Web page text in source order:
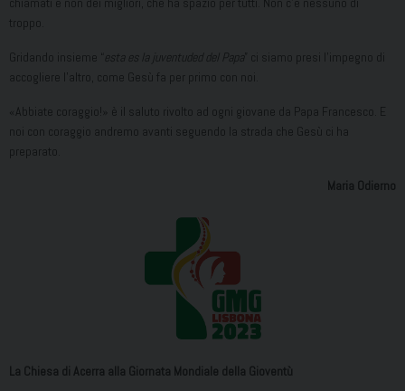
troppo.
Gridando insieme “ esta es la juventuded del Papa ” ci siamo presi l’impegno di
accogliere l’altro, come Gesù fa per primo con noi.
«Abbiate coraggio!» è il saluto rivolto ad ogni giovane da Papa Francesco. E
noi con coraggio andremo avanti seguendo la strada che Gesù ci ha
preparato.
Maria Odierno
La Chiesa di Acerra alla Giornata Mondiale della Gioventù